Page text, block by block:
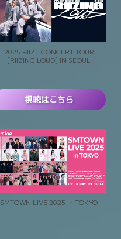
2025 RIIZE CONCERT TOUR
[RIIZING LOUD] IN SEOUL
視聴はこちら
SMTOWN LIVE 2025 in TOKYO